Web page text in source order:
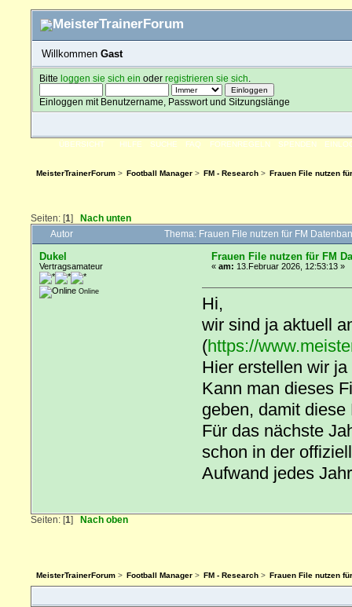
Willkommen Gast
Bitteloggen sie sich ein oderregistrieren sie sich
Einloggen mit Benutzername, Passwort und Sitzungslänge
ÜBERSICHT HILFE SUCHE FAQ FORENREGELN SPENDEN
MeisterTrainerForum> Football Manager> FM - Research> Frauen File nutzen
Seiten: [1] Nach unten
Autor Thema: Frauen File nutzen für FM
Dukel
Vertragsamateur
Online
Frauen File nutzen für FM
«am: 13.Februar 2026, 12:53:13 »
Hi,
wir sind ja aktuell
(https://
Hier erstellen wir
Kann man dieses
geben, damit
Für das nächste
schon in der
Aufwand jedes
Seiten: [1] Nach oben
MeisterTrainerForum> Football Manager> FM - Research> Frauen File nutzen